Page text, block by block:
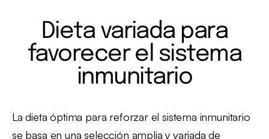
Dieta variada para
favorecer el sistema
inmunitario
La dieta óptima para reforzar el sistema inmunitario
se basa en una selección amplia y variada de